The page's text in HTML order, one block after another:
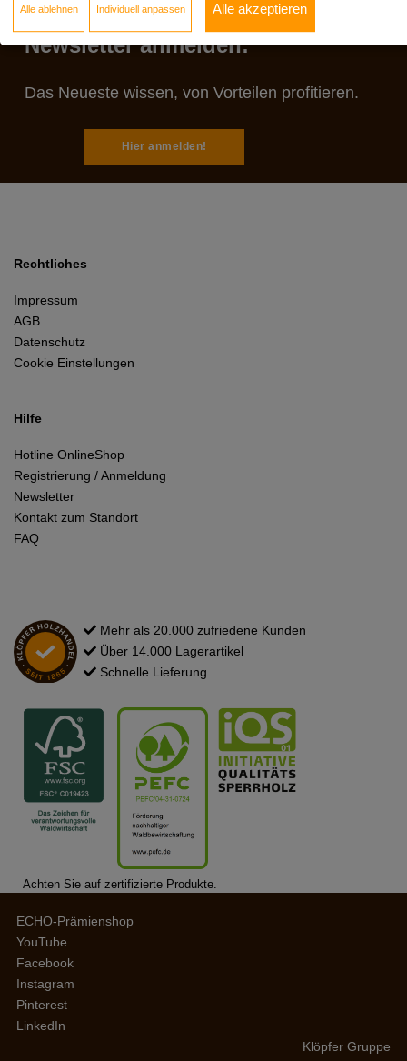
Jetzt zum Klöpfer
Newsletter anmelden:
Das Neueste wissen, von Vorteilen profitieren.
Hier anmelden!
Rechtliches
Impressum
AGB
Datenschutz
Cookie Einstellungen
Hilfe
Hotline OnlineShop
Registrierung / Anmeldung
Newsletter
Kontakt zum Standort
FAQ
Mehr als 20.000 zufriedene Kunden
Über 14.000 Lagerartikel
Schnelle Lieferung
Achten Sie auf zertifizierte Produkte.
ECHO-Prämienshop
YouTube
Facebook
Instagram
Pinterest
LinkedIn
Klöpfer Gruppe
Alle ablehnen Individuell anpassen Alle akzeptieren